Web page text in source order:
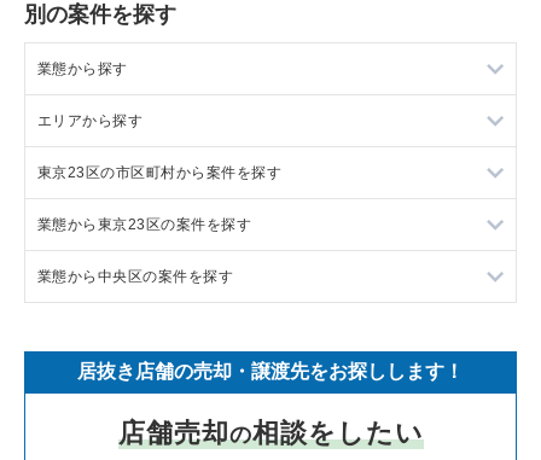
別の案件を探す
業態から探す
ラーメンの居抜き売却物件の案件一覧
フランス料理の居抜き売却物件の案件一覧
イタリア料理の居抜き売却物件の案件一覧
中華の居抜き売却物件の案件一覧
寿司の居抜き売却物件の案件一覧
焼肉の居抜き売却物件の案件一覧
エリアから探す
東京23区の飲食店の居抜き売却物件の案件一覧
東京都下の飲食店の居抜き売却物件の案件一覧
千葉県の飲食店の居抜き売却物件の案件一覧
神奈川県の飲食店の居抜き売却物件の案件一覧
大阪府の飲食店の居抜き売却物件の案件一覧
東京23区の市区町村から案件を探す
目黒区の飲食店の居抜き売却物件の案件一覧
渋谷区の飲食店の居抜き売却物件の案件一覧
新宿区の飲食店の居抜き売却物件の案件一覧
葛飾区の飲食店の居抜き売却物件の案件一覧
業態から東京23区の案件を探す
東京23区のラーメンの居抜き売却物件の案件一覧
東京23区のイタリア料理の居抜き売却物件の案件一覧
東京23区の中華の居抜き売却物件の案件一覧
業態から中央区の案件を探す
中央区のフランス料理の居抜き売却物件の案件一覧
中央区のイタリア料理の居抜き売却物件の案件一覧
居抜き店舗の売却・譲渡先をお探しします！
店舗売却の相談をしたい